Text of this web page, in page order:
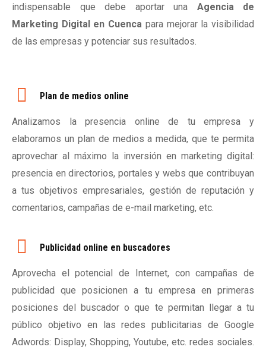
indispensable que debe aportar una Agencia de
Marketing Digital en Cuenca para mejorar la visibilidad
de las empresas y potenciar sus resultados.
Plan de medios online
Analizamos la presencia online de tu empresa y
elaboramos un plan de medios a medida, que te permita
aprovechar al máximo la inversión en marketing digital:
presencia en directorios, portales y webs que contribuyan
a tus objetivos empresariales, gestión de reputación y
comentarios, campañas de e-mail marketing, etc.
Publicidad online en buscadores
Aprovecha el potencial de Internet, con campañas de
publicidad que posicionen a tu empresa en primeras
posiciones del buscador o que te permitan llegar a tu
público objetivo en las redes publicitarias de Google
Adwords: Display, Shopping, Youtube, etc. redes sociales.